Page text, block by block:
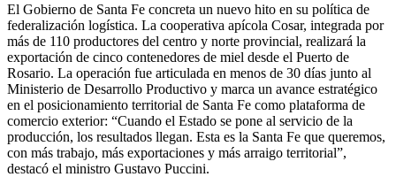
El Gobierno de Santa Fe concreta un nuevo hito en su política de
federalización logística. La cooperativa apícola Cosar, integrada por
más de 110 productores del centro y norte provincial, realizará la
exportación de cinco contenedores de miel desde el Puerto de
Rosario. La operación fue articulada en menos de 30 días junto al
Ministerio de Desarrollo Productivo y marca un avance estratégico
en el posicionamiento territorial de Santa Fe como plataforma de
comercio exterior: “Cuando el Estado se pone al servicio de la
producción, los resultados llegan. Esta es la Santa Fe que queremos,
con más trabajo, más exportaciones y más arraigo territorial”,
destacó el ministro Gustavo Puccini.